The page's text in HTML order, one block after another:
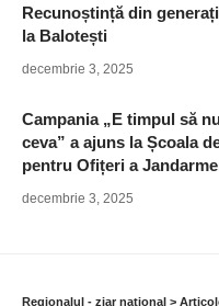
Recunoștință din
la Balotești
decembrie 3, 2025
Campania „E timpul să
ceva” a ajuns la Școala
pentru Ofițeri a
decembrie 3, 2025
Regionalul - ziar national >